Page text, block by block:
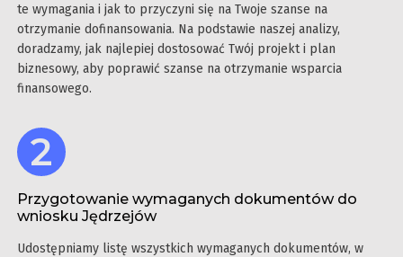
te wymagania i jak to przyczyni się na Twoje szanse na
otrzymanie dofinansowania. Na podstawie naszej analizy,
doradzamy, jak najlepiej dostosować Twój projekt i plan
biznesowy, aby poprawić szanse na otrzymanie wsparcia
finansowego.
Przygotowanie wymaganych dokumentów do
wniosku Jędrzejów
Udostępniamy listę wszystkich wymaganych dokumentów, w